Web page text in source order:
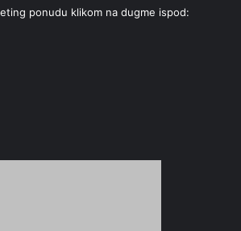
ponudu klikom na dugme ispod: